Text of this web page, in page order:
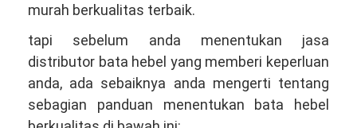
murah berkualitas terbaik.
tapi sebelum anda menentukan jasa
distributor bata hebel yang memberi keperluan
anda, ada sebaiknya anda mengerti tentang
sebagian panduan menentukan bata hebel